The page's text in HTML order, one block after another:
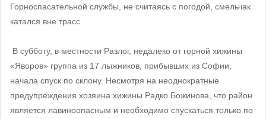
Горноспасательной службы, не считаясь с погодой, смельчак
катался вне трасс.
В субботу, в местности Разлог, недалеко от горной хижины
«Яворов» группа из 17 лыжников, прибывших из Софии,
начала спуск по склону. Несмотря на неоднократные
предупреждения хозяина хижины Радко Божинова, что район
является лавиноопасным и необходимо спускаться только по